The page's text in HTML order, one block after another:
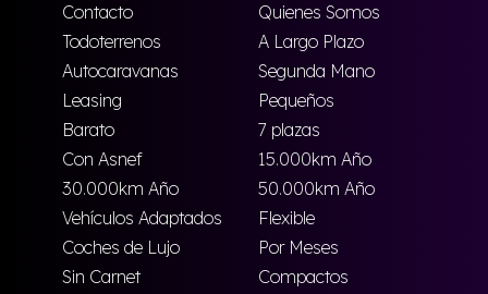
Contacto
Quienes Somos
Todoterrenos
A Largo Plazo
Autocaravanas
Segunda Mano
Leasing
Pequeños
Barato
7 plazas
Con Asnef
15.000km Año
30.000km Año
50.000km Año
Vehículos Adaptados
Flexible
Coches de Lujo
Por Meses
Sin Carnet
Compactos